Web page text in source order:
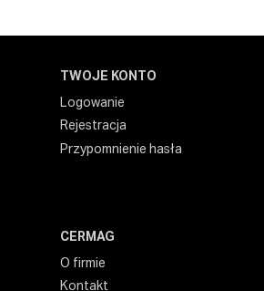
TWOJE KONTO
Logowanie
Rejestracja
Przypomnienie hasła
CERMAG
O firmie
Kontakt